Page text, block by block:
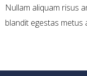
Nullam aliquam risus
blandit egestas metus